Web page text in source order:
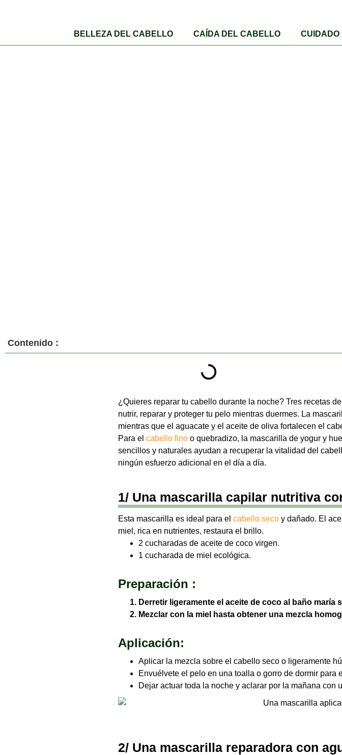
BELLEZA DEL CABELLO CAÍDA DEL CABELLO
Contenido :
¿Quieres reparar tu cabello durante la noche? Tres recetas
nutrir, reparar y proteger tu pelo mientras duermes. La
mientras que el aguacate y el aceite de oliva fortalecen el
Para el cabello finoo quebradizo, la mascarilla de yogur y
sencillos y naturales ayudan a recuperar la vitalidad del
ningún esfuerzo adicional en el día a día.
1/ Una mascarilla capilar nutritiva
Esta mascarilla es ideal para el cabello secoy dañado. El
miel, rica en nutrientes, restaura el brillo.
2 cucharadas de aceite de coco virgen.
1 cucharada de miel ecológica.
Preparación :
Derretir ligeramente el aceite de coco al baño maría
Mezclar con la miel hasta obtener una mezcla
Aplicación:
Aplicar la mezcla sobre el cabello seco o ligeramente
Envuélvete el pelo en una toalla o gorro de dormir para
Dejar actuar toda la noche y aclarar por la mañana con
2/ Una mascarilla reparadora con